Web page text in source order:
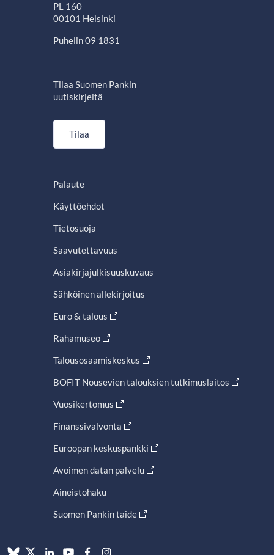
PL 160
00101 Helsinki
Puhelin 09 1831
Tilaa Suomen Pankin
uutiskirjeitä
Tilaa
Palaute
Käyttöehdot
Tietosuoja
Saavutettavuus
Asiakirjajulkisuuskuvaus
Sähköinen allekirjoitus
Euro & talous
Rahamuseo
Talousosaamiskeskus
BOFIT Nousevien talouksien tutkimuslaitos
Vuosikertomus
Finanssivalvonta
Euroopan keskuspankki
Avoimen datan palvelu
Aineistohaku
Suomen Pankin taide